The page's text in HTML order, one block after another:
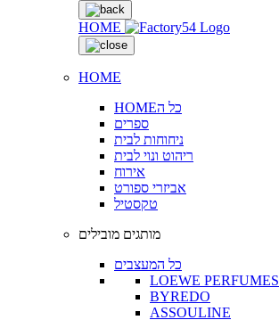
HOME
HOME
HOMEכל ה
ספרים
ניחוחות לבית
ריהוט ונוי לבית
אירוח
אביזרי ספורט
טקסטיל
מותגים מובילים
כל המעצבים
LOEWE PERFUMES
BYREDO
ASSOULINE